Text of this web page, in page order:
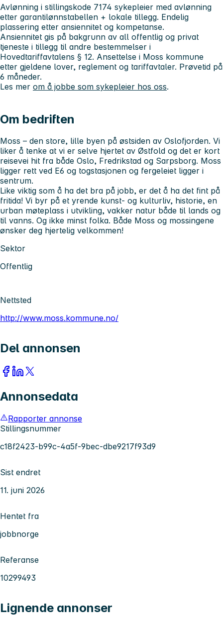
Avlønning i stillingskode 7174 sykepleier med avlønning
etter garantilønnstabellen + lokale tillegg. Endelig
plassering etter ansiennitet og kompetanse.
Ansiennitet gis på bakgrunn av all offentlig og privat
tjeneste i tillegg til andre bestemmelser i
Hovedtariffavtalens § 12. Ansettelse i Moss kommune
etter gjeldene lover, reglement og tariffavtaler. Prøvetid på
6 måneder.
Les mer om å jobbe som sykepleier hos oss.
Om bedriften
Moss – den store, lille byen på østsiden av Oslofjorden. Vi
liker å tenke at vi er selve hjertet av Østfold og det er kort
reisevei hit fra både Oslo, Fredrikstad og Sarpsborg. Moss
ligger rett ved E6 og togstasjonen og fergeleiet ligger i
sentrum.
Like viktig som å ha det bra på jobb, er det å ha det fint på
fritida! Vi byr på et yrende kunst- og kulturliv, historie, en
urban møteplass i utvikling, vakker natur både til lands og
til vanns. Og ikke minst folka. Både Moss og mossingene
ønsker deg hjertelig velkommen!
Sektor
Offentlig
Nettsted
http://www.moss.kommune.no/
Del annonsen
Annonsedata
Rapporter annonse
Stillingsnummer
c18f2423-b99c-4a5f-9bec-dbe9217f93d9
Sist endret
11. juni 2026
Hentet fra
jobbnorge
Referanse
10299493
Lignende annonser